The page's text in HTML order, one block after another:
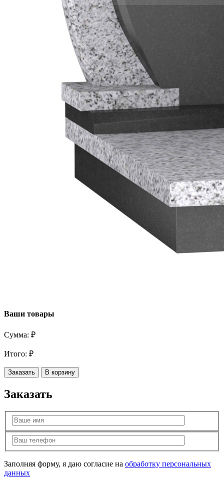
Ваши товары
Сумма: ₽
Итого: ₽
Заказать В корзину
Заказать
Заполняя форму, я даю согласие на обработку персональных
данных